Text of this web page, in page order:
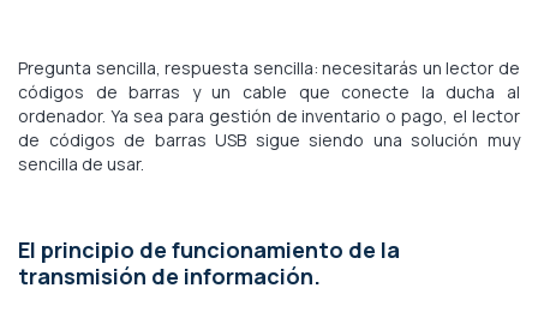
Pregunta sencilla, respuesta sencilla: necesitarás un lector de
códigos de barras y un cable que conecte la ducha al
ordenador. Ya sea para gestión de inventario o pago, el lector
de códigos de barras USB sigue siendo una solución muy
sencilla de usar.
El principio de funcionamiento de la
transmisión de información.